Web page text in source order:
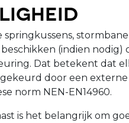
springkussens,
(indien nodig)
Dat betekent dat
door een
norm NEN-EN14960.
is het belangrijk om